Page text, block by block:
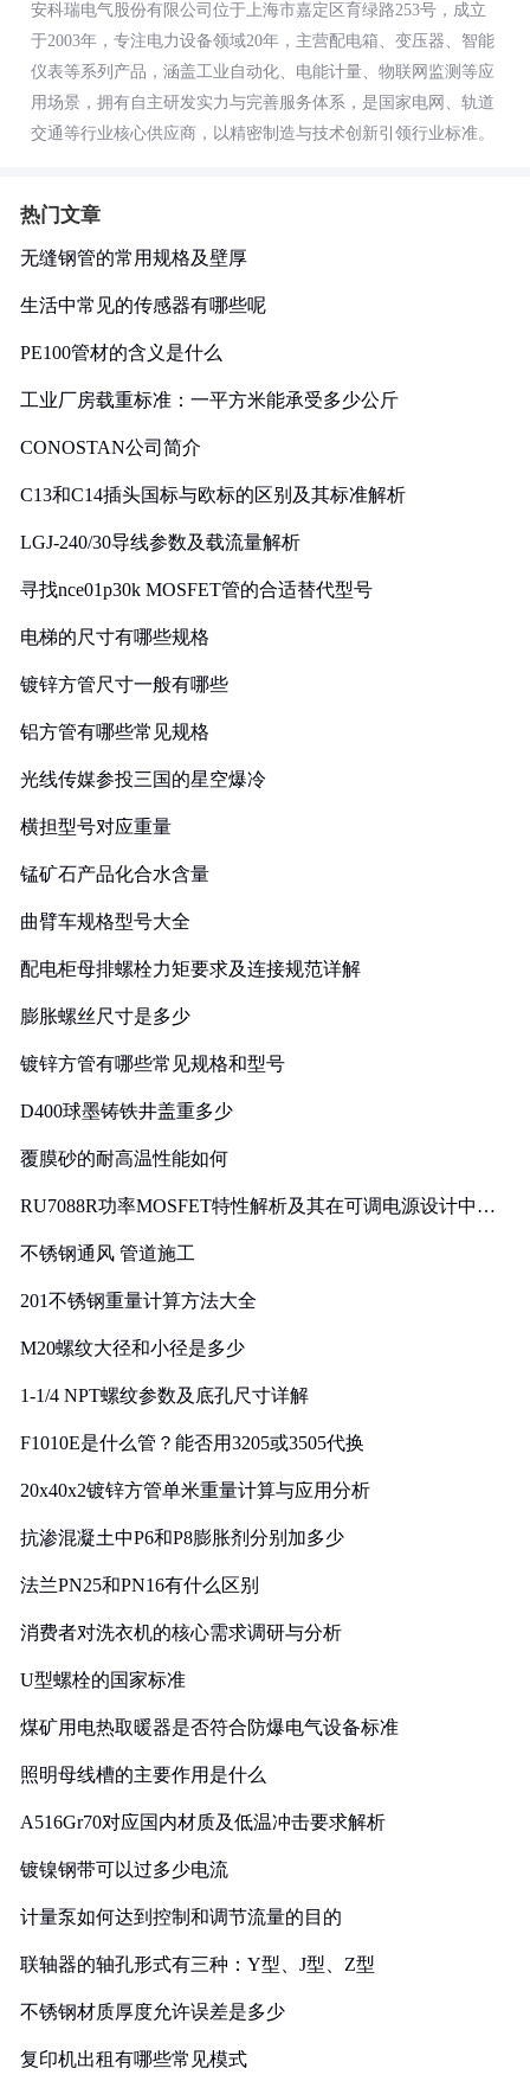
安科瑞电气股份有限公司位于上海市嘉定区育绿路253号，成立
于2003年，专注电力设备领域20年，主营配电箱、变压器、智能
仪表等系列产品，涵盖工业自动化、电能计量、物联网监测等应
用场景，拥有自主研发实力与完善服务体系，是国家电网、轨道
交通等行业核心供应商，以精密制造与技术创新引领行业标准。
热门文章
无缝钢管的常用规格及壁厚
生活中常见的传感器有哪些呢
PE100管材的含义是什么
工业厂房载重标准：一平方米能承受多少公斤
CONOSTAN公司简介
C13和C14插头国标与欧标的区别及其标准解析
LGJ-240/30导线参数及载流量解析
寻找nce01p30k MOSFET管的合适替代型号
电梯的尺寸有哪些规格
镀锌方管尺寸一般有哪些
铝方管有哪些常见规格
光线传媒参投三国的星空爆冷
横担型号对应重量
锰矿石产品化合水含量
曲臂车规格型号大全
配电柜母排螺栓力矩要求及连接规范详解
膨胀螺丝尺寸是多少
镀锌方管有哪些常见规格和型号
D400球墨铸铁井盖重多少
覆膜砂的耐高温性能如何
RU7088R功率MOSFET特性解析及其在可调电源设计中的
不锈钢通风 管道施工
201不锈钢重量计算方法大全
M20螺纹大径和小径是多少
1-1/4 NPT螺纹参数及底孔尺寸详解
F1010E是什么管？能否用3205或3505代换
20x40x2镀锌方管单米重量计算与应用分析
抗渗混凝土中P6和P8膨胀剂分别加多少
法兰PN25和PN16有什么区别
消费者对洗衣机的核心需求调研与分析
U型螺栓的国家标准
煤矿用电热取暖器是否符合防爆电气设备标准
照明母线槽的主要作用是什么
A516Gr70对应国内材质及低温冲击要求解析
镀镍钢带可以过多少电流
计量泵如何达到控制和调节流量的目的
联轴器的轴孔形式有三种：Y型、J型、Z型
不锈钢材质厚度允许误差是多少
复印机出租有哪些常见模式